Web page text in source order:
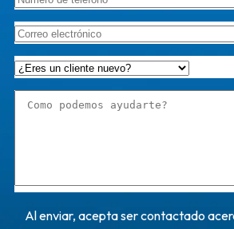
Al enviar, acepta ser contactado